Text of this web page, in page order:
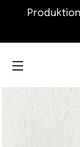
SITE